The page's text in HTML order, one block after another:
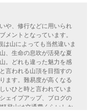
解説
選び方・効率的な冷や
【お得にキャンプ用品を購
要パスタの作り方！深型
有名なクラシックルート「
5選
トを選ぶ4つのポイント
防水？非防水？トレイルラ
を紹介！
山やクライミングを自粛
初めてのボルダリングシュ
の作り方
わる！『モッツァレラチ
パティシエキャンパーSaki
走コースをご紹介
日帰り可能なプランをご
日本向けに作られた『アク
解説！
？初心者でも手続きはカ
日本向けに作られた『アク
ック9選
シューズはどちらを選ぶ
トレイルランニングを安全
けよう！
ぶポイントと容量別おす
アウトドアの水筒ならサー
説
てレーベルで選ぶ！おす
DDタープ全17モデルのス
ーこ」チャンネル徹底
ら、家で魚を捌いてみよ
初めてのウキフカセ釣り【
ェアを紹介
ェア8選！防虫, 防水, カ
【山でも街でも】ジャック
方
気分〜ホットサンド編〜
海外のキャンプってどんな
ーでも作れるおすすめ
わる！『濃厚蒸しショコ
パティシエキャンパーSaki
ルクティーフレンチト
わる！おかずにも酒の肴
パティシエキャンパーSaki
〜初秋の黒岳編〜
山頂まで2時間で富士山を
山の値段相場や売買の注
農地の売買は簡単にはでき
めモデル
CampingCar Show
【体験談】上野から1時間
キャンプ道具の行方！【
伊王島にある高規格リゾー
る方法
タフォトコンテスト開催
キャンプ女子Kajoが行く！
や、修行などに用いられ
ントとなっています。
は山によっても当然違いま
、生命の息吹が活発な夏
。どれも違った魅力を感
言われる山頂を目指すの
ます。難易度が高くなる
いひと時と言われていま
ェイプアップ、ブログの
登山は交通費くらいしか